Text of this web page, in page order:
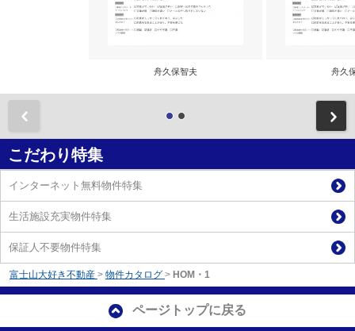
舟久保智夫 舟久
こだわり特集
インターネット無料物件特集
生活施設充実物件特集
保証人不要物件特集
富士山大好き不動産 > 物件カタログ > HOM・1
ページトップに戻る